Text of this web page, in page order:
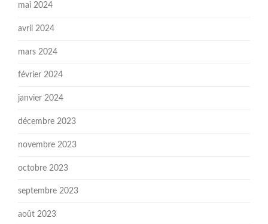
mai 2024
avril 2024
mars 2024
février 2024
janvier 2024
décembre 2023
novembre 2023
octobre 2023
septembre 2023
août 2023